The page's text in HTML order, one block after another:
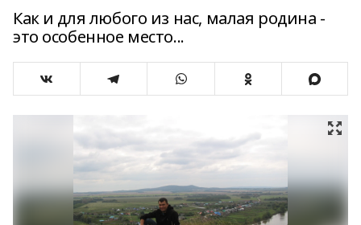
Как и для любого из нас, малая родина -
это особенное место...